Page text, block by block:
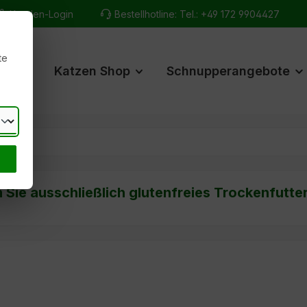
Kunden-Login Bestellhotline: Tel.: +49 172 9904427
Katzen Shop Schnupperangebote
Sie ausschließlich glutenfreies